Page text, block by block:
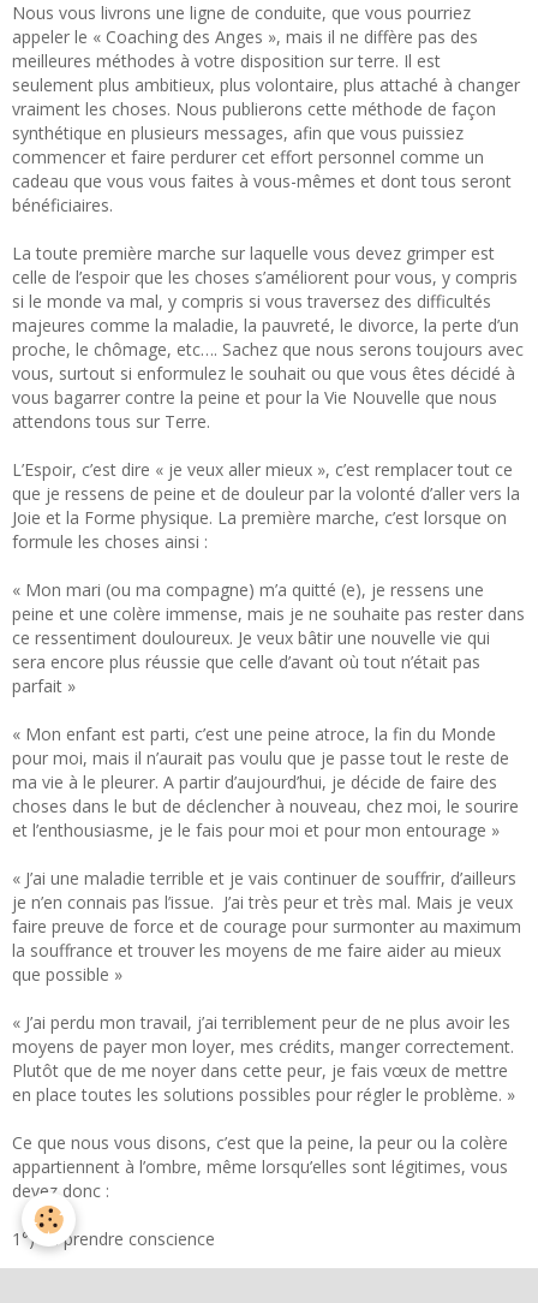
Nous vous livrons une ligne de conduite, que vous pourriez
appeler le « Coaching des Anges », mais il ne diffère pas des
meilleures méthodes à votre disposition sur terre. Il est
seulement plus ambitieux, plus volontaire, plus attaché à changer
vraiment les choses. Nous publierons cette méthode de façon
synthétique en plusieurs messages, afin que vous puissiez
commencer et faire perdurer cet effort personnel comme un
cadeau que vous vous faites à vous-mêmes et dont tous seront
bénéficiaires.
La toute première marche sur laquelle vous devez grimper est
celle de l’espoir que les choses s’améliorent pour vous, y compris
si le monde va mal, y compris si vous traversez des difficultés
majeures comme la maladie, la pauvreté, le divorce, la perte d’un
proche, le chômage, etc…. Sachez que nous serons toujours avec
vous, surtout si enformulez le souhait ou que vous êtes décidé à
vous bagarrer contre la peine et pour la Vie Nouvelle que nous
attendons tous sur Terre.
L’Espoir, c’est dire « je veux aller mieux », c’est remplacer tout ce
que je ressens de peine et de douleur par la volonté d’aller vers la
Joie et la Forme physique. La première marche, c’est lorsque on
formule les choses ainsi :
« Mon mari (ou ma compagne) m’a quitté (e), je ressens une
peine et une colère immense, mais je ne souhaite pas rester dans
ce ressentiment douloureux. Je veux bâtir une nouvelle vie qui
sera encore plus réussie que celle d’avant où tout n’était pas
parfait »
« Mon enfant est parti, c’est une peine atroce, la fin du Monde
pour moi, mais il n’aurait pas voulu que je passe tout le reste de
ma vie à le pleurer. A partir d’aujourd’hui, je décide de faire des
choses dans le but de déclencher à nouveau, chez moi, le sourire
et l’enthousiasme, je le fais pour moi et pour mon entourage »
« J’ai une maladie terrible et je vais continuer de souffrir, d’ailleurs
je n’en connais pas l’issue. J’ai très peur et très mal. Mais je veux
faire preuve de force et de courage pour surmonter au maximum
la souffrance et trouver les moyens de me faire aider au mieux
que possible »
« J’ai perdu mon travail, j’ai terriblement peur de ne plus avoir les
moyens de payer mon loyer, mes crédits, manger correctement.
Plutôt que de me noyer dans cette peur, je fais vœux de mettre
en place toutes les solutions possibles pour régler le problème. »
Ce que nous vous disons, c’est que la peine, la peur ou la colère
appartiennent à l’ombre, même lorsqu’elles sont légitimes, vous
devez donc :
1°) En prendre conscience